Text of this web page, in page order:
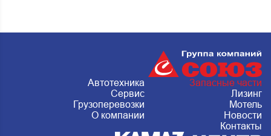
Автотехника
Запасные части
Сервис
Лизинг
Грузоперевозки
Мотель
О компании
Новости
Контакты